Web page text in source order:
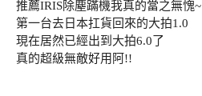
推薦IRIS除塵蹣機我真的當之無愧~
第一台去日本扛貨回來的大拍1.0
現在居然已經出到大拍6.0了
真的超級無敵好用阿!!